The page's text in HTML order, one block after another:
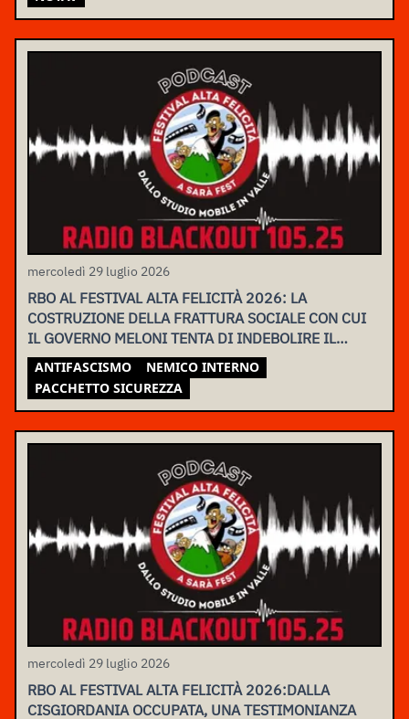
mercoledì 29 luglio 2026
RBO AL FESTIVAL ALTA FELICITÀ 2026: LA
COSTRUZIONE DELLA FRATTURA SOCIALE CON CUI
IL GOVERNO MELONI TENTA DI INDEBOLIRE IL
MOVIMENTO
ANTIFASCISMO
NEMICO INTERNO
PACCHETTO SICUREZZA
mercoledì 29 luglio 2026
RBO AL FESTIVAL ALTA FELICITÀ 2026:DALLA
CISGIORDANIA OCCUPATA, UNA TESTIMONIANZA